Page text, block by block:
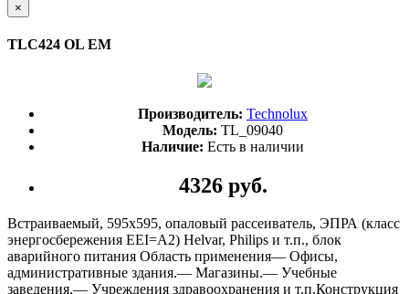
×
TLC424 OL EM
Производитель: Technolux
Модель: TL_09040
Наличие: Есть в наличии
4326 руб.
Встраиваемый, 595х595, опаловый рассеиватель, ЭПРА (класс
энергосбережения EEI=A2) Helvar, Philips и т.п., блок
аварийного питания Область применения— Офисы,
административные здания.— Магазины.— Учебные
заведения.— Учреждения здравоохранения и т.п.Конструкция